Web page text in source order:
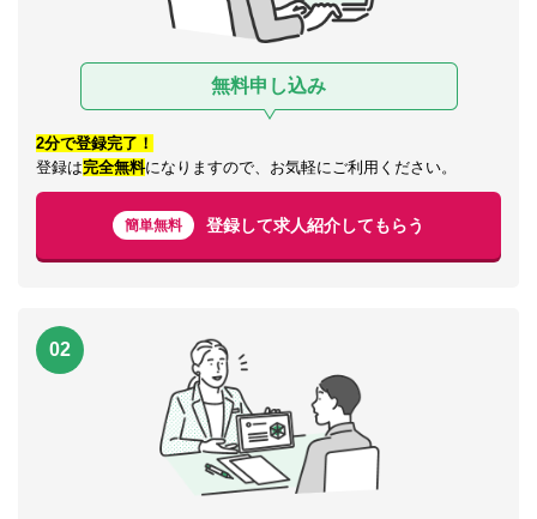
無料申し込み
2分で登録完了！
登録は完全無料になりますので、お気軽にご利用ください。
簡単無料 登録して求人紹介してもらう
02